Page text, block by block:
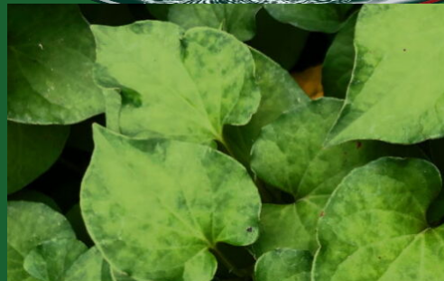
หน้าแรก
เกี่ยวกับพาว
บทความ
นโยบายการซื้อสินค้า
ติดต่อเรา
@Line
099-095-6416